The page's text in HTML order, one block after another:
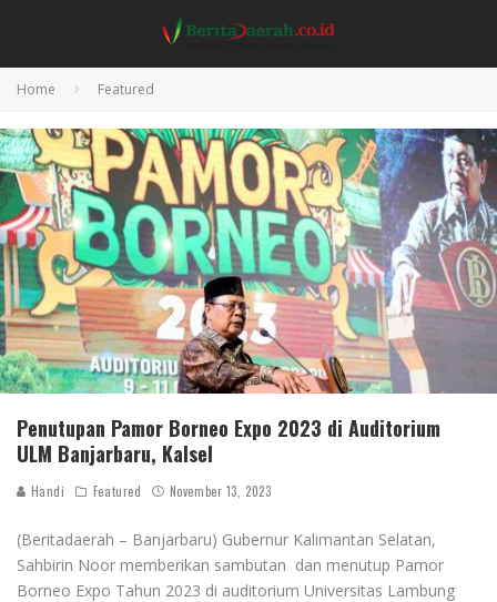
Home Featured
Penutupan Pamor Borneo Expo 2023 di Auditorium
ULM Banjarbaru, Kalsel
Handi Featured November 13, 2023
(Beritadaerah – Banjarbaru) Gubernur Kalimantan Selatan,
Sahbirin Noor memberikan sambutan dan menutup Pamor
Borneo Expo Tahun 2023 di auditorium Universitas Lambung